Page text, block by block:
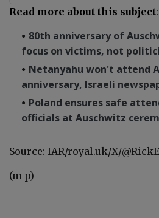
Read more about this subject:
80th anniversary of
focus on victims, not
Netanyahu won't attend
anniversary, Israeli
Poland ensures safe
officials at Auschwitz
Source: IAR/royal.uk/X/
(m p)